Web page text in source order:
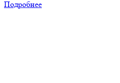
Подробнее